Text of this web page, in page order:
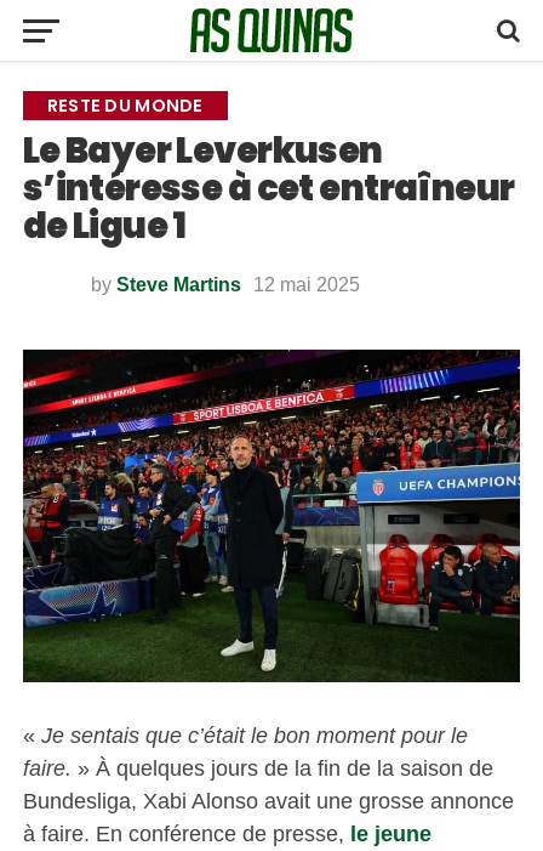
RESTE DU MONDE
Le Bayer Leverkusen
s’intéresse à cet entraîneur
de Ligue 1
by Steve Martins 12 mai 2025
« Je sentais que c’était le bon moment pour le
faire. » À quelques jours de la fin de la saison de
Bundesliga, Xabi Alonso avait une grosse annonce
à faire. En conférence de presse, le jeune